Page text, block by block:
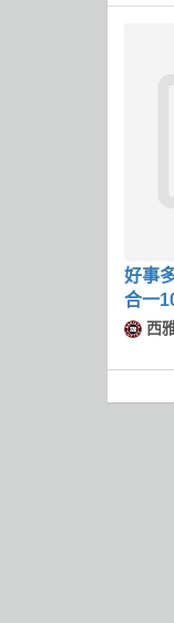
好事
合一
$140
西